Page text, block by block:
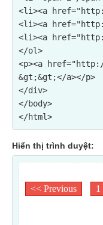
<li><a
<li><a
<li><a
</ol>
<p><a
&gt;&gt;</a></p>
</div>
</body>
Hiển thị trình duyệt: